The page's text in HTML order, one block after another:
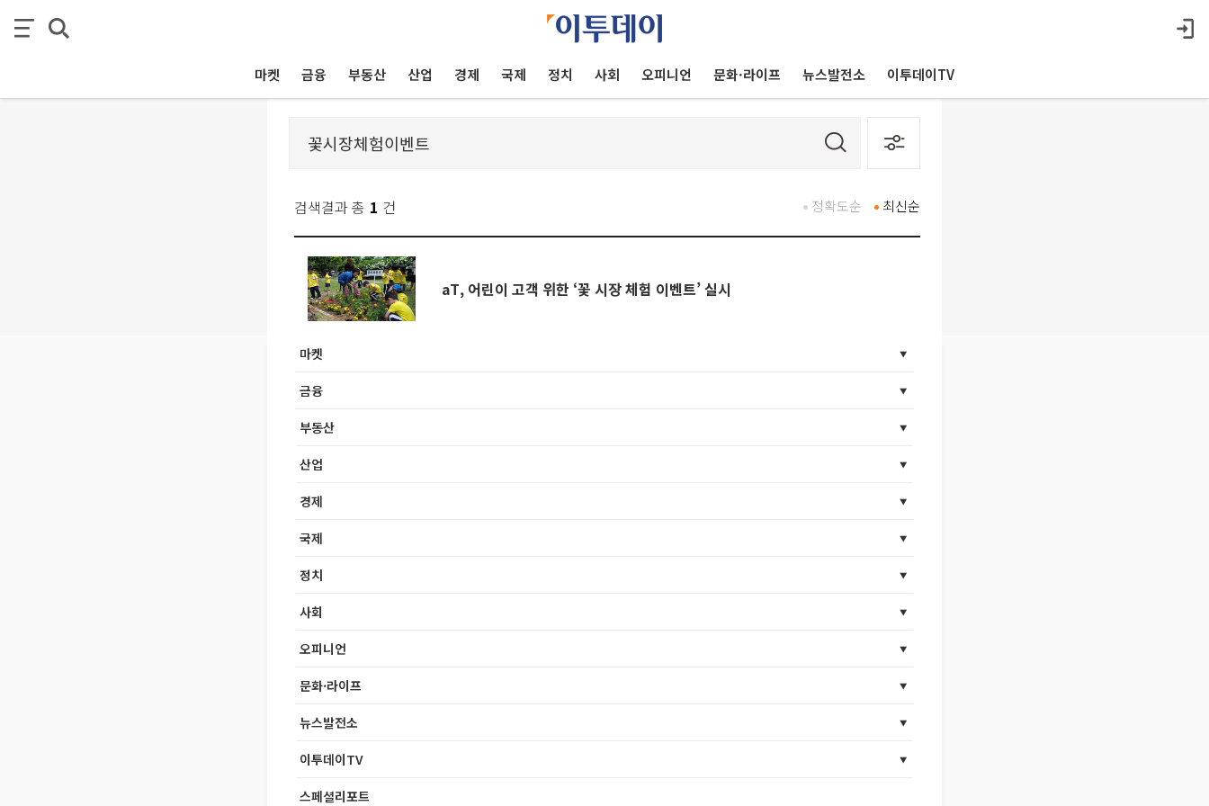
마켓 금융 부동산 산업 경제 국제 정치 사회 오피니언 문화·라이프 뉴스발전소 이투데이TV
검색결과 총 1 건 최신순
정확도순
aT, 어린이 고객 위한 ‘꽃 시장 체험 이벤트’ 실시
마켓
금융
부동산
산업
경제
국제
정치
사회
오피니언
문화·라이프
뉴스발전소
이투데이TV
스페셜리포트